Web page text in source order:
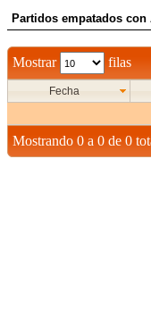
Partidos empatados
Mostrar filas
Fecha
Mostrando 0 a 0 de 0